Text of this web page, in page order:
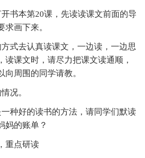
书本第20课，先读读课文前面的导
求画下来。
式去认真读课文，一边读，一边思
读课文时，请尽力把课文读通顺，
向周围的同学请教。
况。
种好的读书的方法，请同学们默读
妈的账单？
重点研读